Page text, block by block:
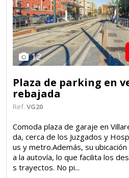
12
Plaza de parking en
rebajada
Ref. VG20
Comoda plaza de garaje en
da, cerca de los Juzgados y
us y metro.Además, su
a la autovía, lo que facilita los
s trayectos. No pi...